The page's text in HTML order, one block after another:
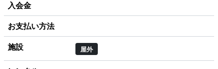
入会金
お支払い方法
施設 屋外